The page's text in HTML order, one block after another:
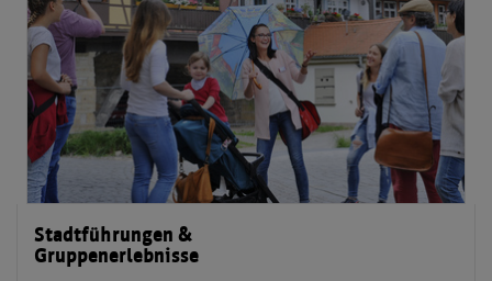
Stadtführungen &
Gruppenerlebnisse